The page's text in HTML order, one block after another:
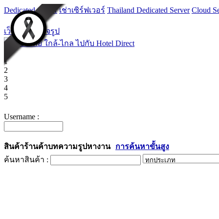
Dedicated Server เช่าเซิร์ฟเวอร์ Thailand Dedicated Server Cloud
เว็บไซต์สำเร็จรูป
1
2
3
4
5
Username :
สินค้าร้านค้าบทความรูปหางาน
การค้นหาขั้นสูง
ค้นหาสินค้า :